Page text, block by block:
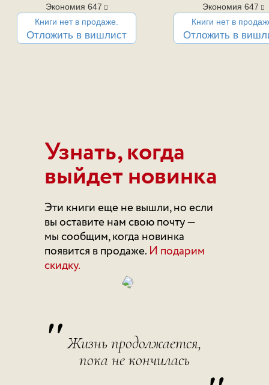
Экономия 647
Книги нет в продаже.
Отложить в вишлист
Экономия 647
Книги нет в
Отложить в
Эти книги еще не вышли, но если
вы оставите нам свою почту —
мы сообщим, когда новинка
появится в продаже. И подарим
скидку.
Узнать, когда
выйдет новинка
Жизнь продолжается,
пока не кончилась
"